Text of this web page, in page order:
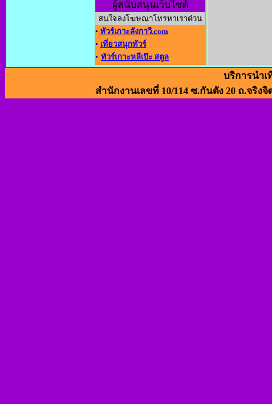
ผู้สนับสนุนเว็บไซต์
สนใจลงโฆษณาโทรหาเราด่วน
• ทัวร์เกาะลังกาวี.com
• เที่ยวสนุกทัวร์
• ทัวร์เกาะหลีเป๊ะ สตูล
บริการนำเ
สำนักงานเลขที่ 10/114 ซ.กันตัง 20 ถ.จริงจิ